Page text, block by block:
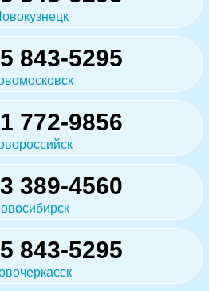
843-5295
772-9856
389-4560
843-5295